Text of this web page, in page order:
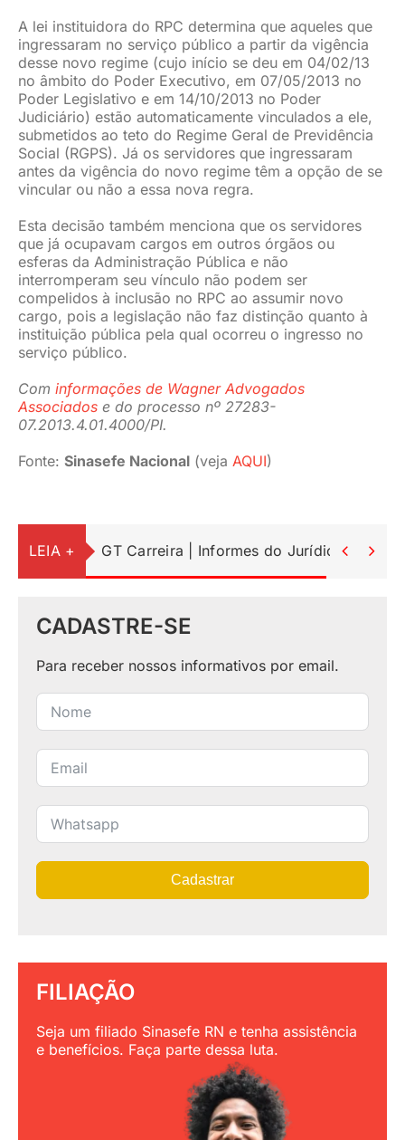
A lei instituidora do RPC determina que aqueles que
ingressaram no serviço público a partir da vigência
desse novo regime (cujo início se deu em 04/02/13
no âmbito do Poder Executivo, em 07/05/2013 no
Poder Legislativo e em 14/10/2013 no Poder
Judiciário) estão automaticamente vinculados a ele,
submetidos ao teto do Regime Geral de Previdência
Social (RGPS). Já os servidores que ingressaram
antes da vigência do novo regime têm a opção de se
vincular ou não a essa nova regra.
Esta decisão também menciona que os servidores
que já ocupavam cargos em outros órgãos ou
esferas da Administração Pública e não
interromperam seu vínculo não podem ser
compelidos à inclusão no RPC ao assumir novo
cargo, pois a legislação não faz distinção quanto à
instituição pública pela qual ocorreu o ingresso no
serviço público.
Com informações de Wagner Advogados
Associadose do processo nº 27283-
07.2013.4.01.4000/PI.
Fonte: Sinasefe Nacional(veja AQUI)
LEIA + GT Carreira | Informes do Jurídico 
CADASTRE-SE
Para receber nossos informativos por email.
Cadastrar
FILIAÇÃO
Seja um filiado Sinasefe RN e tenha assistência
e benefícios. Faça parte dessa luta.